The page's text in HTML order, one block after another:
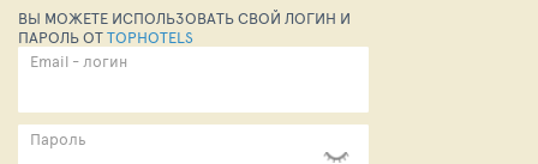
ВЫ МОЖЕТЕ ИСПОЛЬЗОВАТЬ СВОЙ ЛОГИН И
ПАРОЛЬ ОТTOPHOTELS
Email - логин
Пароль